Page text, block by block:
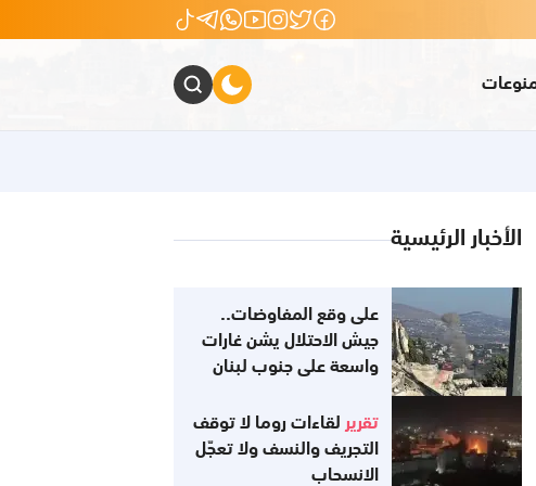
الأخبار الرئيسية
على وقع المفاوضات..
جيش الاحتلال يشن غارات
واسعة على جنوب لبنان
تقرير لقاءات روما لا توقف
التجريف والنسف ولا تعجّل
الانسحاب